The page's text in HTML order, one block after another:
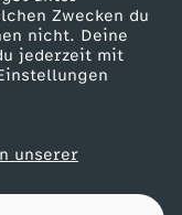
Zwecken du
nicht. Deine
jederzeit mit
unserer